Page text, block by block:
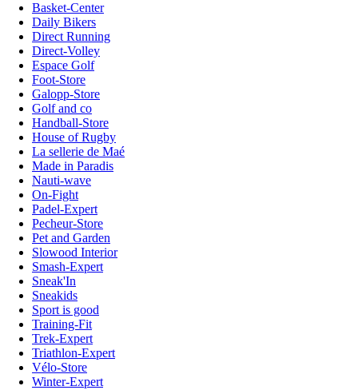
Basket-Center
Daily Bikers
Direct Running
Direct-Volley
Espace Golf
Foot-Store
Galopp-Store
Golf and co
Handball-Store
House of Rugby
La sellerie de Maé
Made in Paradis
Nauti-wave
On-Fight
Padel-Expert
Pecheur-Store
Pet and Garden
Slowood Interior
Smash-Expert
Sneak'In
Sneakids
Sport is good
Training-Fit
Trek-Expert
Triathlon-Expert
Vélo-Store
Winter-Expert